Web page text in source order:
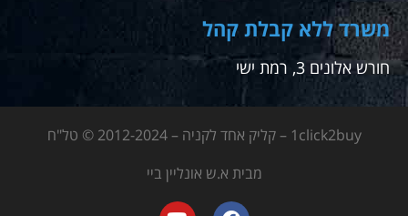
משרד ללא קבלת קהל
חורש אלונים 3, רמת ישי
1click2buy – קליק אחד לקניה – 2012-2024 © טל"ח
מבית א.ש אונליין ביי